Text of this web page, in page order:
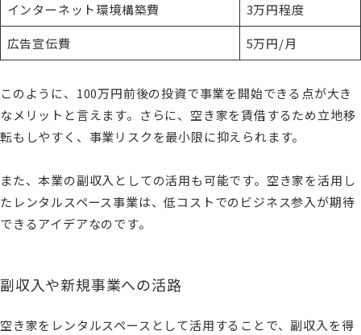
インターネット環境構築費
3万円程度
広告宣伝費
5万円/月
このように、100万円前後の投資で事業を開始できる点が大き
なメリットと言えます。さらに、空き家を賃借するため立地移
転もしやすく、事業リスクを最小限に抑えられます。
また、本業の副収入としての活用も可能です。空き家を活用し
たレンタルスペース事業は、低コストでのビジネス参入が期待
できるアイデアなのです。
副収入や新規事業への活路
空き家をレンタルスペースとして活用することで、副収入を得